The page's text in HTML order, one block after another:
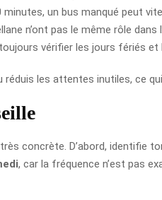
minutes, un bus manqué peut
n’ont pas le même rôle dans
vérifier les jours fériés et
les attentes inutiles, ce
concrète. D’abord, identifie
, car la fréquence n’est pas